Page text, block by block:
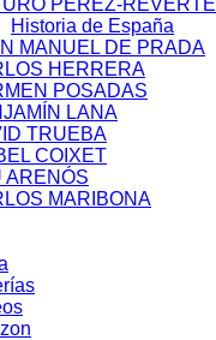
PÉREZ-REVERTE
Historia de España
MANUEL DE PRADA
HERRERA
POSADAS
LANA
TRUEBA
COIXET
ARENÓS
MARIBONA